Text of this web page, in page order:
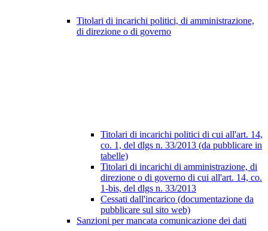
Titolari di incarichi politici, di amministrazione,
di direzione o di governo
Titolari di incarichi politici di cui all'art. 14,
co. 1, del dlgs n. 33/2013 (da pubblicare in
tabelle)
Titolari di incarichi di amministrazione, di
direzione o di governo di cui all'art. 14, co.
1-bis, del dlgs n. 33/2013
Cessati dall'incarico (documentazione da
pubblicare sul sito web)
Sanzioni per mancata comunicazione dei dati